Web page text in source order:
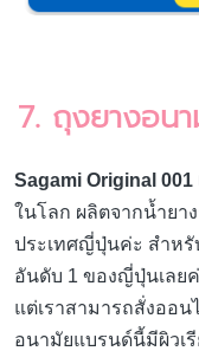
7. ถุงยางอน
Sagami Original
ในโลก ผลิตจากน้ำยา
ประเทศญี่ปุ่นค่ะ สำหรั
อันดับ 1 ของญี่ปุ่นเลย
แต่เราสามารถสั่งออ
อนามัยแบรนด์นี้มีผิวเ